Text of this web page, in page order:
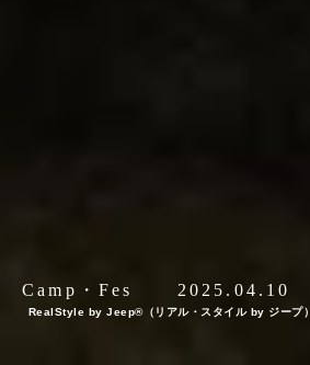
Camp・Fes 2025.04.10
RealStyle by Jeep®（リアル・スタイル by ジープ）